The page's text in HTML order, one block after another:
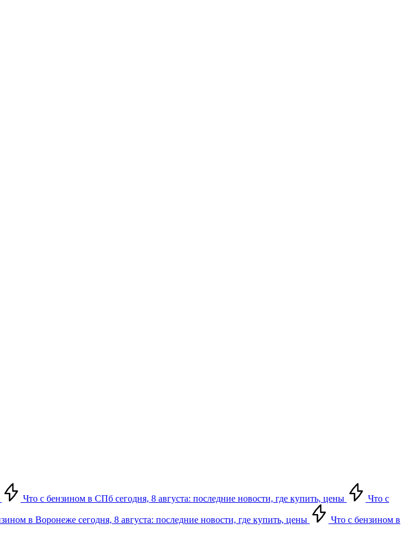
Что с бензином в СПб сегодня, 8 августа: последние новости, где купить, цены Что с
в Воронеже сегодня, 8 августа: последние новости, где купить, цены
Что с бензином в